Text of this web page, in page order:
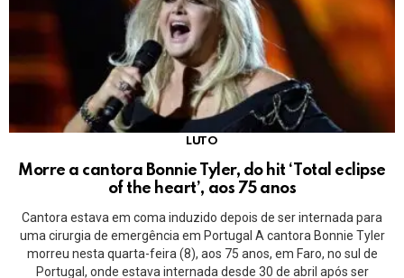
LUTO
Morre a cantora Bonnie Tyler, do hit ‘Total eclipse
of the heart’, aos 75 anos
Cantora estava em coma induzido depois de ser internada para
uma cirurgia de emergência em Portugal A cantora Bonnie Tyler
morreu nesta quarta-feira (8), aos 75 anos, em Faro, no sul de
Portugal, onde estava internada desde 30 de abril após ser